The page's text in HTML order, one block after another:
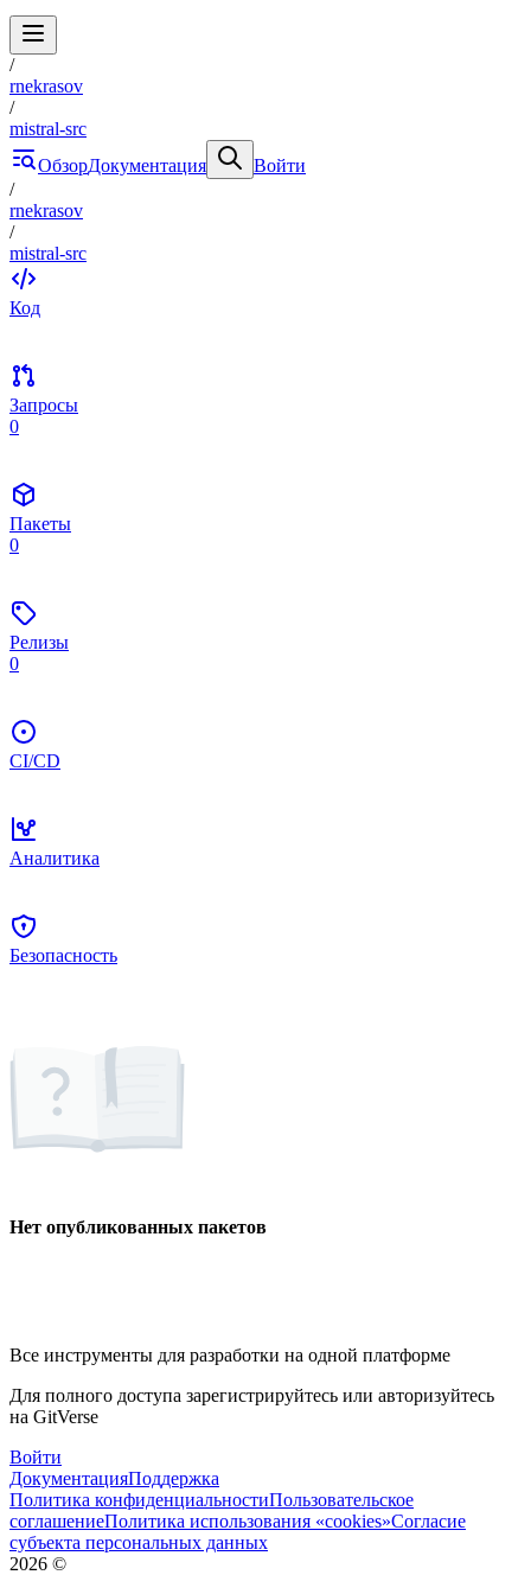
/
rnekrasov
/
mistral-src
ОбзорДокументация
Войти
/
rnekrasov
/
mistral-src
Код
Запросы
0
Пакеты
0
Релизы
0
CI/CD
Аналитика
Безопасность
Нет опубликованных пакетов
Все инструменты для разработки на одной платформе
Для полного доступа зарегистрируйтесь или авторизуйтесь
на GitVerse
Войти
ДокументацияПоддержка
Политика конфиденциальностиПользовательское
соглашениеПолитика использования «cookies»Согласие
субъекта персональных данных
2026 ©